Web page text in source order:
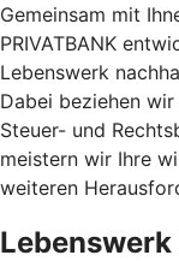
Gemeinsam mit
PRIVATBANK
Lebenswerk
Dabei beziehen
Steuer- und
meistern wir Ihre
weiteren